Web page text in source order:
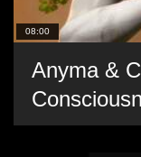
08:00
Anyma &